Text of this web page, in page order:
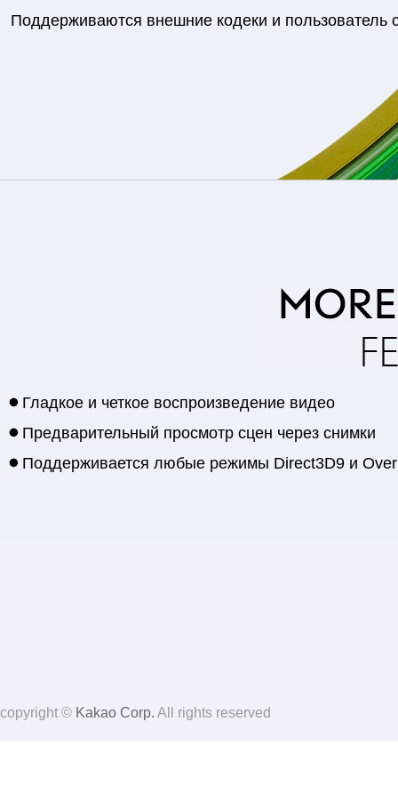
Поддерживаются внешние кодеки и
Гладкое и четкое воспроизведение видео
Предварительный просмотр сцен через снимки
Поддерживается любые режимы Direct3D9 и
copyright © Kakao Corp. All rights reserved